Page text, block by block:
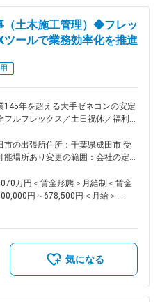
23区内・三鷹市で複数の工事がご
模道路工事 ・空港造成工事 ・シー
設工事 ・高架橋工事 ※上記の案件
新規案件の発生もございますので応
ジションの魅力
戦したい方、又、将来的により大
で協力しあう温かい社風です。自
ずつ成長していきたい・社会貢献
仮に実際に休日出勤があった場合
・フレックス活用で早上がりや
た手当が用意されております。 ・
せん。 ～社内のDXツールの積極
（土木施工管理）◆フレッ
ールで業務効率化を推進
年を超える大手ゼネコンの安定
ルフレックス／土日祝休／福利厚
で掲げる「あたりまえに安心で
ニティを共に描きつくる総合力企
力を結集し、組織基盤を強化して
、中堅層社員の層を厚くし、将来
案件を担当しており、1～3年かけ
ます。具体的な関東エリアの案件
す。 ＜実績一覧＞
工事 ・大規模道路工事 ・空港造成
市の出張所住所：千葉県成田市 受
場所あり変更の範囲：会社の定め
万円＜賃金形態＞月給制＜賃金
円～678,500円＜月給＞
万／42歳：1150万※地域限定職
ら85%の提示になります。賃金は
り、選考を通じて上下する可能性が
気になる